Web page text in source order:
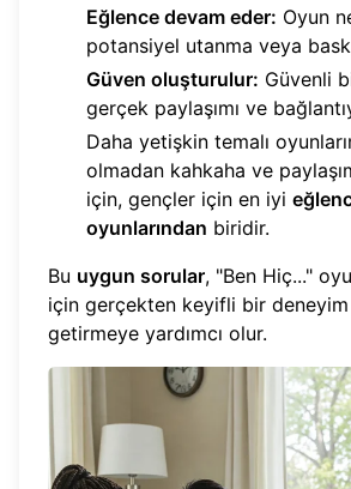
Eğlence devam eder: Oyun
potansiyel utanma veya
Güven oluşturulur: Güvenli
gerçek paylaşımı ve
Daha yetişkin temalı
olmadan kahkaha ve
için, gençler için en iyi
oyunlarından biridir.
Bu uygun sorular, "Ben Hiç..."
için gerçekten keyifli bir
getirmeye yardımcı olur.